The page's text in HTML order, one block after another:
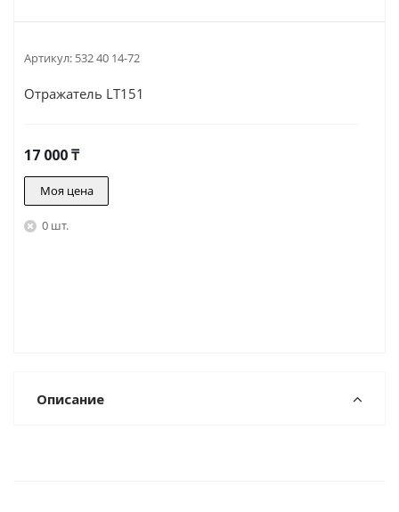
Артикул: 532 40 14-72
Отражатель LT151
17 000₸
Моя цена
0 шт.
Описание